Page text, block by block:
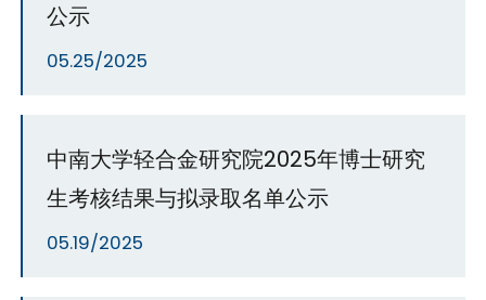
公示
05.25/2025
中南大学轻合金研究院2025年博士研究
生考核结果与拟录取名单公示
05.19/2025